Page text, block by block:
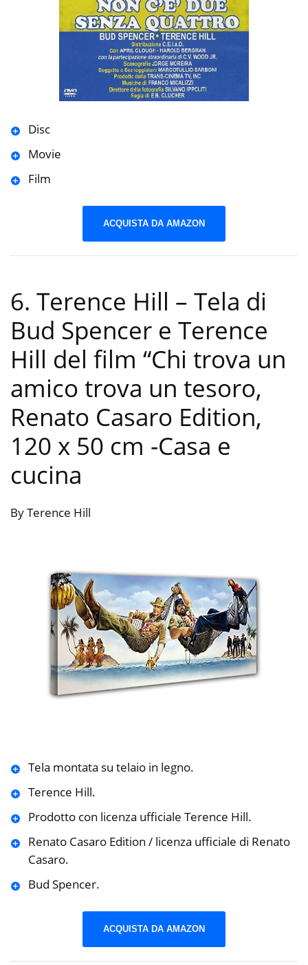
Disc
Movie
Film
ACQUISTA DA AMAZON
6. Terence Hill – Tela di
Bud Spencer e Terence
Hill del film “Chi trova un
amico trova un tesoro,
Renato Casaro Edition,
120 x 50 cm -Casa e
cucina
By Terence Hill
Tela montata su telaio in legno.
Terence Hill.
Prodotto con licenza ufficiale Terence Hill.
Renato Casaro Edition / licenza ufficiale di Renato
Casaro.
Bud Spencer.
ACQUISTA DA AMAZON